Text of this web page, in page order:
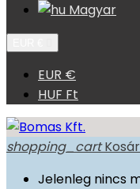
Magyar
EUR €
HUF Ft
shopping_cart
Jelenleg nincs